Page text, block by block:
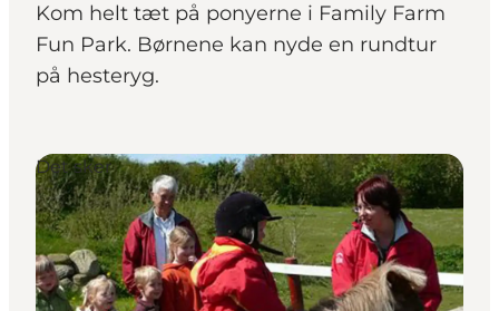
Planlegg ferien
Kom helt tæt på ponyerne i Family Farm
Fun Park. Børnene kan nyde en rundtur
på hesteryg.
Det sker